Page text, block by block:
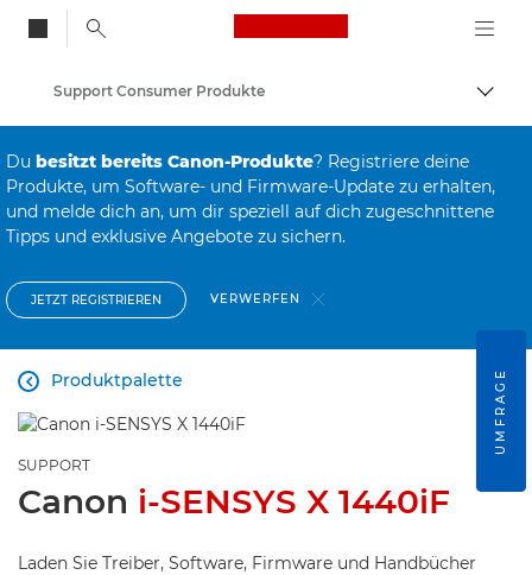
Canon Logo, back
Auf
Support Consumer Produkte
Du besitzt bereits Canon-Produkte? Registriere deine
Produkte, um Software- und Firmware-Update zu erhalten,
und melde dich an, um dir speziell auf dich zugeschnittene
Tipps und exklusive Angebote zu sichern.
JETZT REGISTRIEREN VERWERFEN
Produktpalette

SUPPORT
Canon i-SENSYS X 1440iF
Laden Sie Treiber, Software, Firmware und Handbücher
UMFRAGE